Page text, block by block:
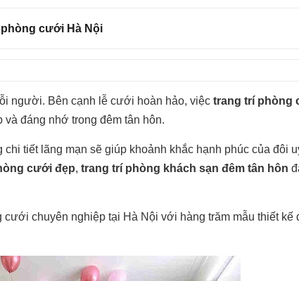
cưới Hà Nội
người. Bên cạnh lễ cưới hoàn hảo, việc trang trí phòng
và đáng nhớ trong đêm tân hôn.
tiết lãng mạn sẽ giúp khoảnh khắc hạnh phúc của đôi
cưới đẹp, trang trí phòng khách sạn đêm tân hôn
chuyên nghiệp tại Hà Nội với hàng trăm mẫu thiết kế